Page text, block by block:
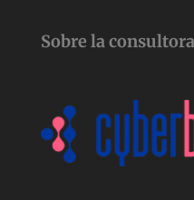
Sobre la consultora